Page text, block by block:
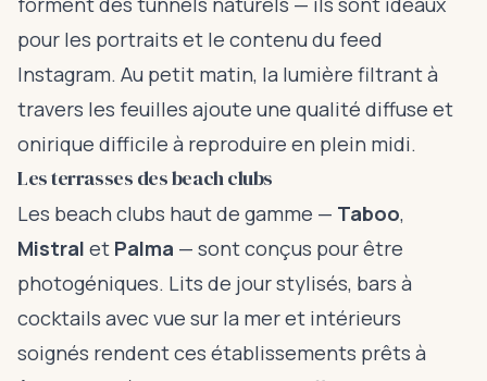
pour les portraits et le contenu du feed
Instagram. Au petit matin, la lumière filtrant à
travers les feuilles ajoute une qualité diffuse et
onirique difficile à reproduire en plein midi.
Les terrasses des beach clubs
Les beach clubs haut de gamme — Taboo,
Mistral et Palma — sont conçus pour être
photogéniques. Lits de jour stylisés, bars à
cocktails avec vue sur la mer et intérieurs
soignés rendent ces établissements prêts à